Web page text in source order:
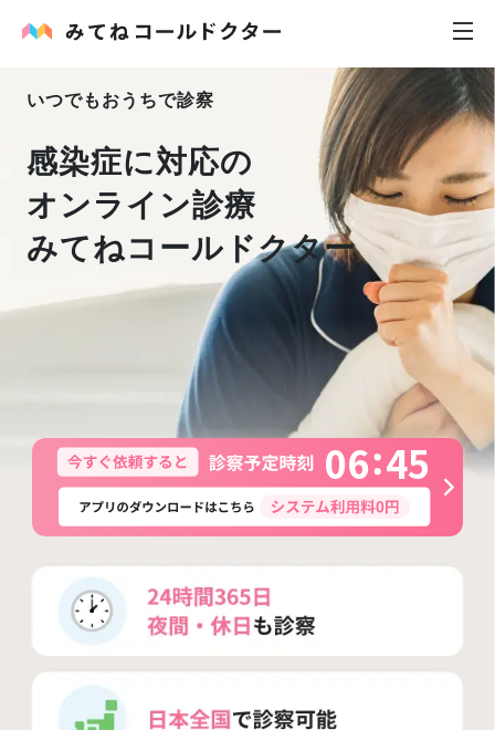
小児科
花粉症
皮膚科
お知らせ
よくあるご質問
いつでもおうちで診察
感染症に対応の
オンライン診療
みてねコールドクター
06 45